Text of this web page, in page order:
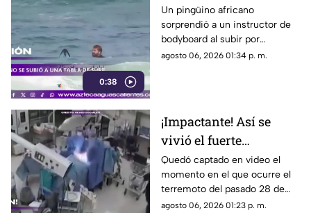
0:38
viraliza
Un pingüino africano
sorprendió a un instructor de
bodyboard al subir por
iniciativa propia a su tabla y
agosto 06, 2026 01:34 p. m.
¡Impactante! Así se
vivió el fuerte
terremoto en el
quirófano de un
hospital
Quedó captado en video el
momento en el que ocurre el
terremoto del pasado 28 de
julio en Japón al interior de un
agosto 06, 2026 01:23 p. m.